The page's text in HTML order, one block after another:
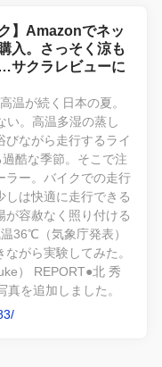
】Amazonでネッ
入。さっそく涼も
サクラレビューに
温が続く日本の夏。
。高温多湿の蒸し
びながら走行するライ
酷な季節。そこで注
ラー。バイクでの走行
しは快適に走行できる
容赦なく照り付ける
36℃（気象庁発表）
がら実験してみた。
） REPORT●北 秀
を追加しました。